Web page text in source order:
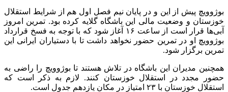
بوژوویچ پیش از این و در پایان نیم فصل اول هم از شرایط استقلال
خوزستان و وضعیت مالی این باشگاه گلایه کرده بود. تمرین امروز
آبی‌ها قرار است از ساعت ۱۶ آغاز شود که با توجه به فسخ قرارداد
بوژوویچ او در تمرین حضور نخواهد داشت تا با دستیاران ایرانی این
تمرین برگزار شود.
همچنین مدیران این باشگاه در تلاش هستند تا بوژوویچ را راضی به
حضور مجدد در استقلال خوزستان کنند. لازم به ذکر است که
استقلال خوزستان با ۲۳ امتیاز در مکان یازدهم جدول است.